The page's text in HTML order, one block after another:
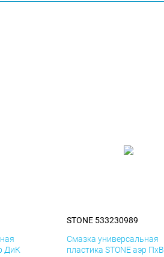
ДиК
STONE 533230989
Смазка универсальная
пластика STONE аэр ПхВ